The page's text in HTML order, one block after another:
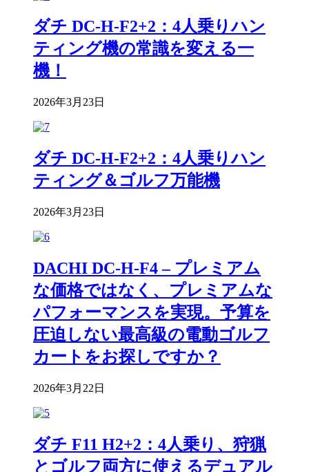
ダチ DC-H-F2+2：4人乗りハン
ティング機の常識を変える一
機！
2026年3月23日
ダチ DC-H-F2+2：4人乗りハン
ティング＆ゴルフ万能機
2026年3月23日
DACHI DC-H-F4 – プレミアム
な価格ではなく、プレミアムな
パフォーマンスを実現。予算を
圧迫しない最高級の電動ゴルフ
カートをお探しですか？
2026年3月22日
ダチ F11 H2+2：4人乗り、狩猟
とゴルフ両方に使えるデュアル